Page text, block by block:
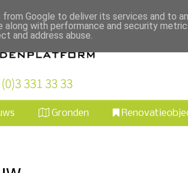
Gronden
Google to deliver its services and to
along with performance and security
and address abuse.